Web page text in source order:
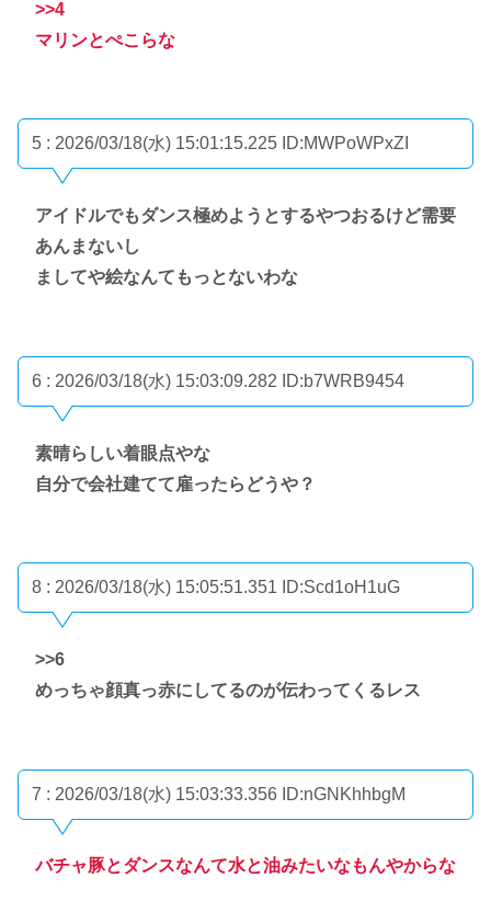
>>4
マリンとぺこらな
5 : 2026/03/18(水) 15:01:15.225 ID:MWPoWPxZI
アイドルでもダンス極めようとするやつおるけど需要
あんまないし
ましてや絵なんてもっとないわな
6 : 2026/03/18(水) 15:03:09.282 ID:b7WRB9454
素晴らしい着眼点やな
自分で会社建てて雇ったらどうや？
8 : 2026/03/18(水) 15:05:51.351 ID:Scd1oH1uG
>>6
めっちゃ顔真っ赤にしてるのが伝わってくるレス
7 : 2026/03/18(水) 15:03:33.356 ID:nGNKhhbgM
バチャ豚とダンスなんて水と油みたいなもんやからな